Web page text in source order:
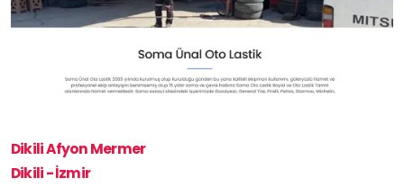
Dikili Afyon Mermer
Dikili - İzmir